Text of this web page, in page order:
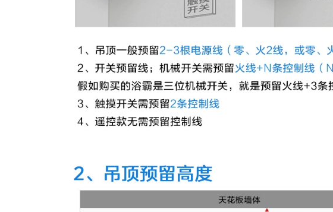
xông tinh dầu trong
nhà lò xông hương
xông tinh dầu máy
nhà máy xông tinh
ấm den suoi nha
tam nên mua đèn
sưởi nhà tắm loại
446,000
Bóng đèn sưởi
phòng tắm Yuba
bóng đèn 275W
chống cháy nổ kiểu
cũ đặc biệt LED
chiếu sáng trung
gian chiếu sáng treo
tường bốn đèn máy
quạt sưởi phòng
tắm Keshilong gắn
tường Yuba bóng